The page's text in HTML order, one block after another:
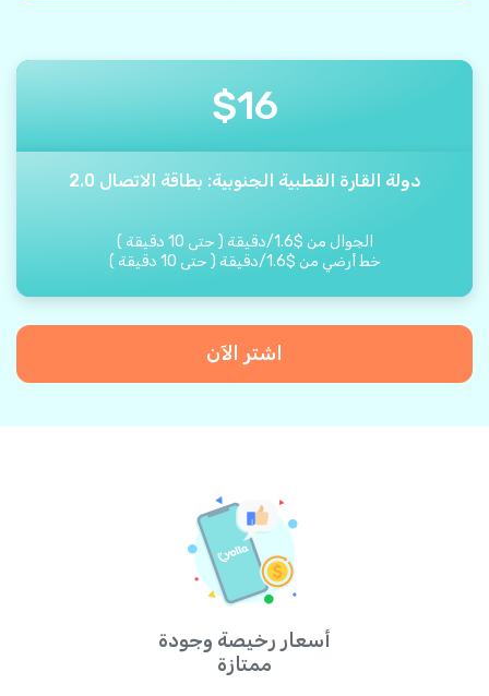
$16
دولة القارة القطبية الجنوبية: بطاقة الاتصال 2.0
الجوال من $
1.6
/دقيقة ( حتى 10 دقيقة )
خط أرضي من $
1.6
/دقيقة ( حتى 10 دقيقة )
اشتر الآن
أسعار رخيصة وجودة
ممتازة